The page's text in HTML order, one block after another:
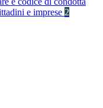
e imprese 2